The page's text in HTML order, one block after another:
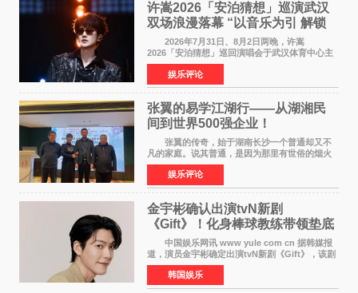
许嵩2026「安泊猜想」巡演武汉
双场浪漫落幕 “以音乐为引 解锁
江城记忆”
2026年7月31日、8月2日两晚，许嵩
2026「安泊猜想」巡回演唱会于武汉体育中心主
体育场盛大开唱。许嵩与数万歌迷在此相聚，从
浪漫惬意的舞台设计到充满诚意与惊喜的现场互
动，共同开启了一场关于
娱乐评论
张翼的易学江湖行——从湖湘民
间到世界500强企业！
张翼的传奇，始于湖南长沙一个普通却又不
凡的家庭。说其普通，是因为那里有世俗的烟火
气；说其不凡，是因为家中有一位洞悉天地玄机
的长者——他的爷爷。作为当地的风水师，爷爷
是张翼走进易学
娱乐评论
金宇彬确认出演tvN新剧
《Gift》！化身棒球教练带领垫底
球队逆袭
中国娱乐网讯 www yule com cn 据韩媒报
道，演员金宇彬确定出演tvN新剧《Gift》，该剧
预计将于下半年播出，引发观众高度期待。
本剧改编自同名网络漫画，讲述一位经历意外事
故后获得特殊
韩国娱乐